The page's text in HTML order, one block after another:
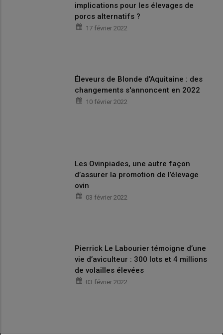
implications pour les élevages de
porcs alternatifs ?
17 février 2022
Éleveurs de Blonde d'Aquitaine : des
changements s'annoncent en 2022
10 février 2022
Les Ovinpiades, une autre façon
d’assurer la promotion de l’élevage
ovin
03 février 2022
Pierrick Le Labourier témoigne d’une
vie d’aviculteur : 300 lots et 4 millions
de volailles élevées
03 février 2022